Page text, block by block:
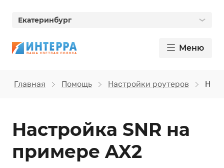
Екатеринбург
Меню
Главная Помощь Настройки роутеров
Настройка SNR на
примере AX2